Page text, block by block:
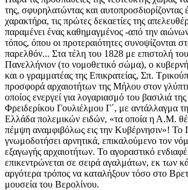
της, σφυρηλατώντας και αυτοπροσδιορίζοντας
χαρακτήρα, τις πρώτες δεκαετίες της
παραμένει ένας καθημαγμένος -από την
τόπος, όπου οι προτεραιότητες συνοψίζονται
παρελθόν... Στα τέλη του 1828 με επιστολή
Πανελλήνιον (το νομοθετικό σώμα), ο
και ο γραμματέας της Επικρατείας, Σπ.
προσφορά αρχαιοτήτων της Μήλου στον
οποίος ενεργεί για λογαριασμό του βασιλιά
Φρειδερίκου Γουλιέλμου Γ΄, με αντάλλαγμα
Ελλάδα πολεμικών ειδών, «τα οποία η Α.Μ.
πέμψη αναμφιβόλως εις την Κυβέρνησιν»! Το
γνωμοδοτήσει αρνητικά, επικαλούμενο τον
εξαγωγής αρχαιοτήτων. Το αγοραστικό
επικεντρώνεται σε σειρά αγαλμάτων, εκ των
αργότερα τρόπος να καταλήξουν τόσο στο
μουσεία του Βερολίνου.